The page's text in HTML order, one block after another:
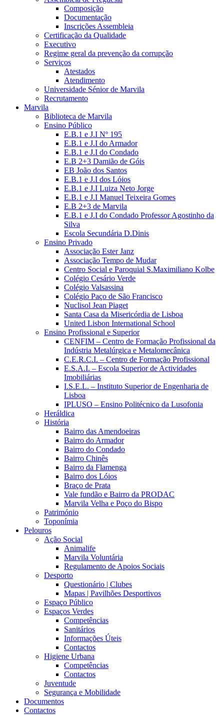
Composição
Documentação
Inscrições Assembleia
Certificação da Qualidade
Executivo
Regime geral da prevenção da corrupção
Serviços
Atestados
Atendimento
Universidade Sénior de Marvila
Recrutamento
Marvila
Biblioteca de Marvila
Ensino Público
E.B.1 e J.I Nº 195
E.B.1 e J.I do Armador
E.B.1 e J.I do Condado
E.B 2+3 Damião de Góis
EB João dos Santos
E.B.1 e J.I dos Lóios
E.B.1 e J.I Luiza Neto Jorge
E.B.1 e J.I Manuel Teixeira Gomes
E.B 2+3 de Marvila
E.B.1 e J.I do Condado Professor Agostinho da
Silva
Escola Secundária D.Dinis
Ensino Privado
Associação Ester Janz
Associação Tempo de Mudar
Centro Social e Paroquial S.Maximiliano Kolbe
Colégio Cesário Verde
Colégio Valsassina
Colégio Paço de São Francisco
Nuclisol Jean Piaget
Santa Casa da Misericórdia de Lisboa
United Lisbon International School
Ensino Profissional e Superior
CENFIM – Centro de Formação Profissional da
Indústria Metalúrgica e Metalomecânica
C.E.R.C.I. – Centro de Formação Profissional
E.S.A.I. – Escola Superior de Actividades
Imobiliárias
I.S.E.L. – Instituto Superior de Engenharia de
Lisboa
IPLUSO – Ensino Politécnico da Lusofonia
Heráldica
História
Bairro das Amendoeiras
Bairro do Armador
Bairro do Condado
Bairro Chinês
Bairro da Flamenga
Bairro dos Lóios
Braço de Prata
Vale fundão e Bairro da PRODAC
Marvila Velha e Poço do Bispo
Património
Toponímia
Pelouros
Ação Social
Animalife
Marvila Voluntária
Regulamento de Apoios Sociais
Desporto
Questionário | Clubes
Mapas | Pavilhões Desportivos
Espaço Público
Espaços Verdes
Competências
Sanitários
Informações Úteis
Contactos
Higiene Urbana
Competências
Contactos
Juventude
Segurança e Mobilidade
Documentos
Contactos